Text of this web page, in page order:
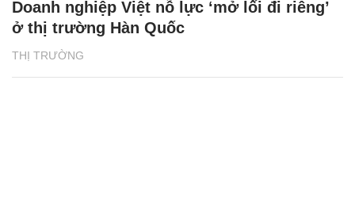
THỊ TRƯỜNG
Doanh nghiệp Việt nỗ lực ‘mở lối đi riêng’
ở thị trường Hàn Quốc